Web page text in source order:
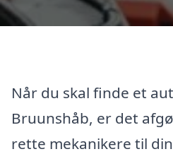
Når du skal finde et
Bruunshåb, er det
rette mekanikere til